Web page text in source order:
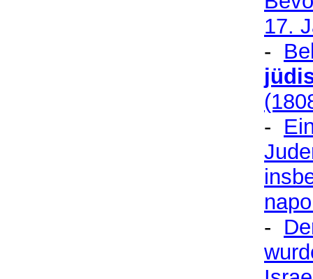
17.
-
-
-